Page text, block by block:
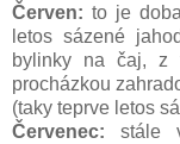
Červen: to je
letos sázené
bylinky na čaj, z
procházkou
(taky teprve letos
Červenec: stále